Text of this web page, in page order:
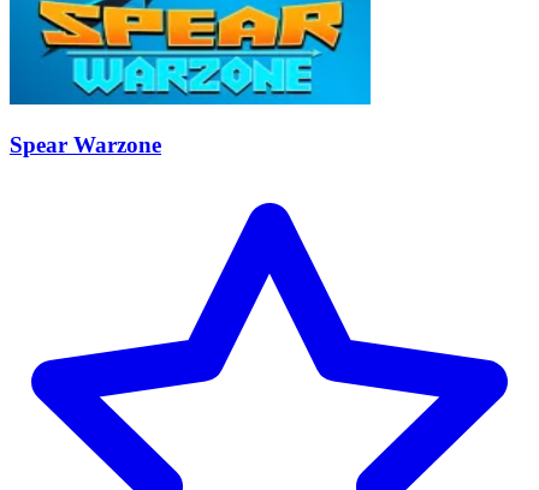
Spear Warzone